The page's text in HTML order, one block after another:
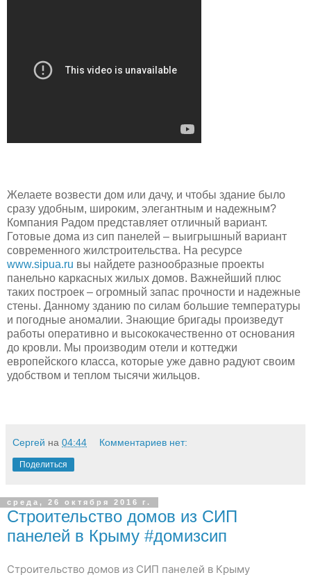
Желаете возвести дом или дачу, и чтобы здание было
сразу удобным, широким, элегантным и надежным?
Компания Радом представляет отличный вариант.
Готовые дома из сип панелей – выигрышный вариант
современного жилстроительства. На ресурсе
www.sipua.ru вы найдете разнообразные проекты
панельно каркасных жилых домов. Важнейший плюс
таких построек – огромный запас прочности и надежные
стены. Данному зданию по силам большие температуры
и погодные аномалии. Знающие бригады произведут
работы оперативно и высококачественно от основания
до кровли. Мы производим отели и коттеджи
европейского класса, которые уже давно радуют своим
удобством и теплом тысячи жильцов.
Сергей на 04:44 Комментариев нет:
Поделиться
среда, 26 октября 2016 г.
Строительство домов из СИП
панелей в Крыму #домизсип
Строительство домов из СИП панелей в Крыму